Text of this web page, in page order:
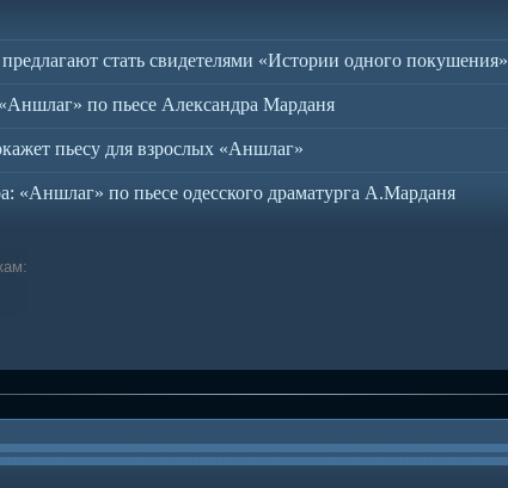
стать свидетелями «Истории одного покушения»
по пьесе Александра Марданя
пьесу для взрослых «Аншлаг»
«Аншлаг» по пьесе одесского драматурга А.Марданя